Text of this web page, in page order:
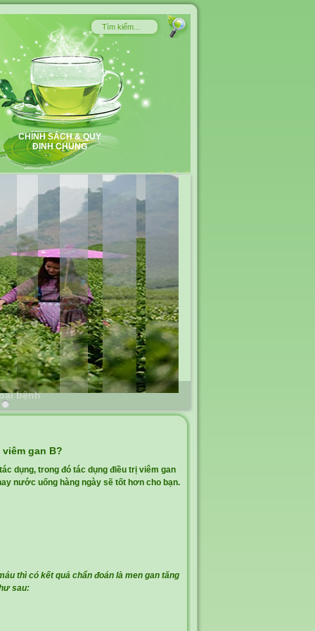
CHÍNH SÁCH & QUY
ĐỊNH CHUNG
bệnh
gan B?
dụng, trong đó tác dụng điều trị viêm gan
nước uống hàng ngày sẽ tốt hơn cho bạn.
thì có kết quả chẩn đoán là men gan tăng
sau: